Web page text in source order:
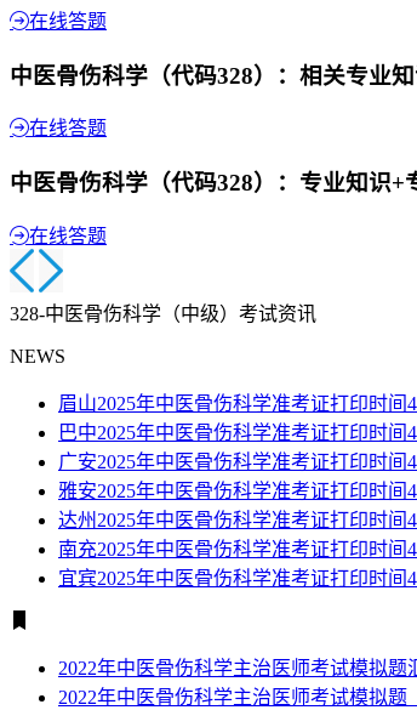
在线答题
中医骨伤科学（代码328）：相关专业
在线答题
中医骨伤科学（代码328）：专业知识+
在线答题
328-中医骨伤科学（中级）考试资讯
NEWS
眉山2025年中医骨伤科学准考证打印时间4
巴中2025年中医骨伤科学准考证打印时间
广安2025年中医骨伤科学准考证打印时间4
雅安2025年中医骨伤科学准考证打印时间4
达州2025年中医骨伤科学准考证打印时间4
南充2025年中医骨伤科学准考证打印时间4
宜宾2025年中医骨伤科学准考证打印时间4
2022年中医骨伤科学主治医师考试模拟题
2022年中医骨伤科学主治医师考试模拟题